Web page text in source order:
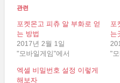
관련
포켓몬고 피츄 알 부화로 얻
는 방법
2017년 2월 1일
"모바일게임"에서
포
는
"
엑셀 비밀번호 설정 이렇게
해보자